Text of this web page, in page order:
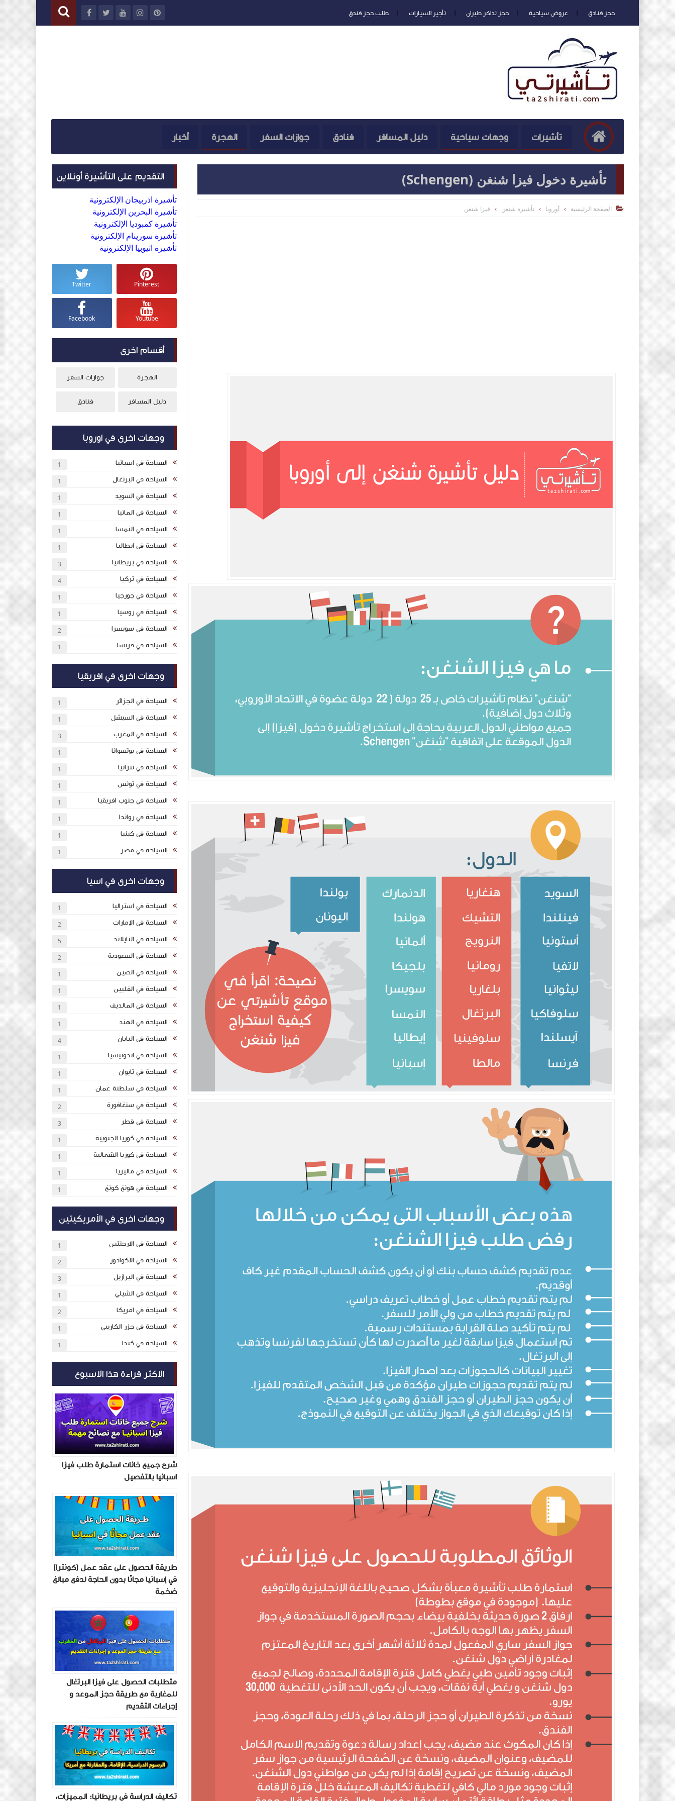
حجز فنادق عروض سياحية حجز تذاكر طيران تأجير السيارات طلب حجز فندق
تأشيرات وجهات سياحية دليل المسافر فنادق جوازات السفر الهجرة أخبار
تأشيرة دخول فيزا شنغن (Schengen)
 الصفحة الرئيسية أوروبا تأشيرة شنغن فيزا شنغن
التقديم على التأشيرة أونلاين
تأشيرة اذربيجان الإلكترونية
تأشيرة البحرين الإلكترونية
تأشيرة كمبوديا الإلكترونية
تأشيرة سورينام الإلكترونية
تأشيرة اثيوبيا الإلكترونية
Pinterest
Twitter
Youtube
Facebook
أقسام اخرى
الهجرة جوازات السفر
دليل المسافر فنادق
وجهات اخرى في اوروبا
السياحة في اسبانيا 1
السياحة في البرتغال 1
السياحة في السويد 1
السياحة في المانيا 1
السياحة في النمسا 1
السياحة في ايطاليا 1
السياحة في بريطانيا 3
السياحة في تركيا 4
السياحة في جورجيا 1
السياحة في روسيا 1
السياحة في سويسرا 2
السياحة في فرنسا 1
وجهات اخرى في افريقيا
السياحة في الجزائر 1
السياحة في السيشل 1
السياحة في المغرب 3
السياحة في بوتسوانا 1
السياحة في تنزانيا 1
السياحة في تونس 1
السياحة في جنوب افريقيا 1
السياحة في رواندا 1
السياحة في كينيا 1
السياحة في مصر 1
وجهات اخرى في اسيا
السياحة في استراليا 1
السياحة في الإمارات 2
السياحة في التايلاند 5
السياحة في السعودية 2
السياحة في الصين 1
السياحة في الفلبين 1
السياحة في المالديف 1
السياحة في الهند 1
السياحة في اليابان 4
السياحة في اندونيسيا 1
السياحة في تايوان 1
السياحة في سلطنة عمان 1
السياحة في سنغافورة 2
السياحة في قطر 3
السياحة في كوريا الجنوبية 1
السياحة في كوريا الشمالية 1
السياحة في ماليزيا 1
السياحة في هونغ كونغ 1
وجهات اخرى في الأمريكيتين
السياحة في الارجنتين 1
السياحة في الاكوادور 2
السياحة في البرازيل 3
السياحة في الشيلي 1
السياحة في امريكا 2
السياحة في جزر الكاريبي 1
السياحة في كندا 1
الاكثر قراءة هذا الاسبوع
شرح جميع خانات استمارة طلب فيزا
اسبانيا بالتفصيل
طريقة الحصول على عقد عمل (كونترا)
في إسبانيا مجانًا بدون الحاجة لدفع مبالغ
ضخمة
متطلبات الحصول على فيزا البرتغال
للمغاربة مع طريقة حجز الموعد و
إجراءات التقديم
تكاليف الدراسة في بريطانيا: المميزات،